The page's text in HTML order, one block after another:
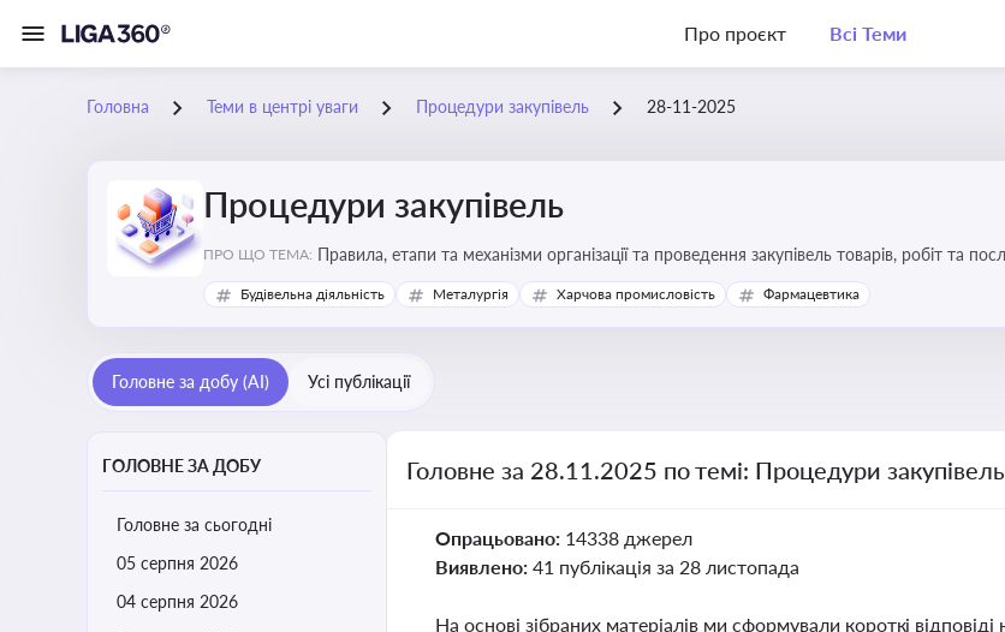
Про проєкт Всі Теми
Головна Теми в центрі уваги Процедури закупівель 28-11-2025
Процедури закупівель
ПРО ЩО ТЕМА: Правила, етапи та механізми організації та проведення закупівель товарів, робіт та
Будівельна діяльність Металургія Харчова промисловість Фармацевтика
Головне за добу (AI) Усі публікації
ГОЛОВНЕ ЗА ДОБУ
Головне за сьогодні
05 серпня 2026
04 серпня 2026
Головне за 28.11.2025 по темі: Процедури закупівель
Опрацьовано: 14338 джерел
Виявлено: 41 публікація за 28 листопада
На основі зібраних матеріалів ми сформували короткі